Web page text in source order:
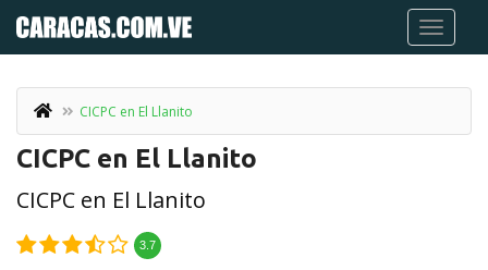
CICPC en El Llanito
CICPC en El Llanito
CICPC en El Llanito
3.7